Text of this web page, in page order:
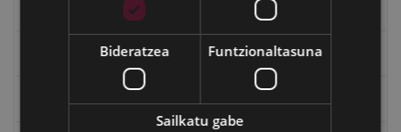
"Gure Herria" aldizkaria
Txostenak eta dokumentuak
Bideratzea Funtzionaltasuna
Sailkatu gabe